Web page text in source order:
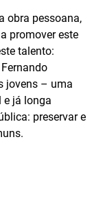
obra pessoana,
promover este
talento:
jovens – uma
e já longa
preservar e